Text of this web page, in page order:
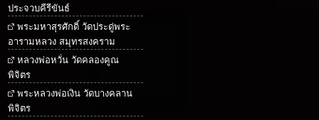
ประจวบคีรีขันธ์
พระมหาสุรศักดิ์ วัดประดู่พระ
อารามหลวง สมุทรสงคราม
หลวงพ่อหวั่น วัดคลองคูณ
พิจิตร
พระหลวงพ่อเงิน วัดบางคลาน
พิจิตร